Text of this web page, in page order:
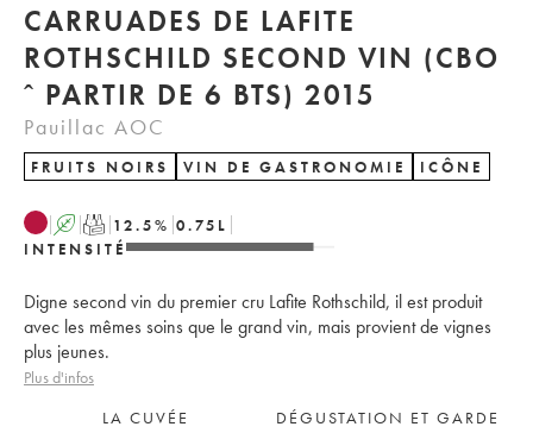
CARRUADES DE LAFITE
ROTHSCHILD SECOND VIN (CBO
ˆ PARTIR DE 6 BTS) 2015
Pauillac AOC
FRUITS NOIRS VIN DE GASTRONOMIE ICÔNE
A T 12.5% 0.75 L
INTENSITÉ
Digne second vin du premier cru Lafite Rothschild, il est produit
avec les mêmes soins que le grand vin, mais provient de vignes
plus jeunes.
Plus d'infos
LA CUVÉE
DÉGUSTATION ET GARDE